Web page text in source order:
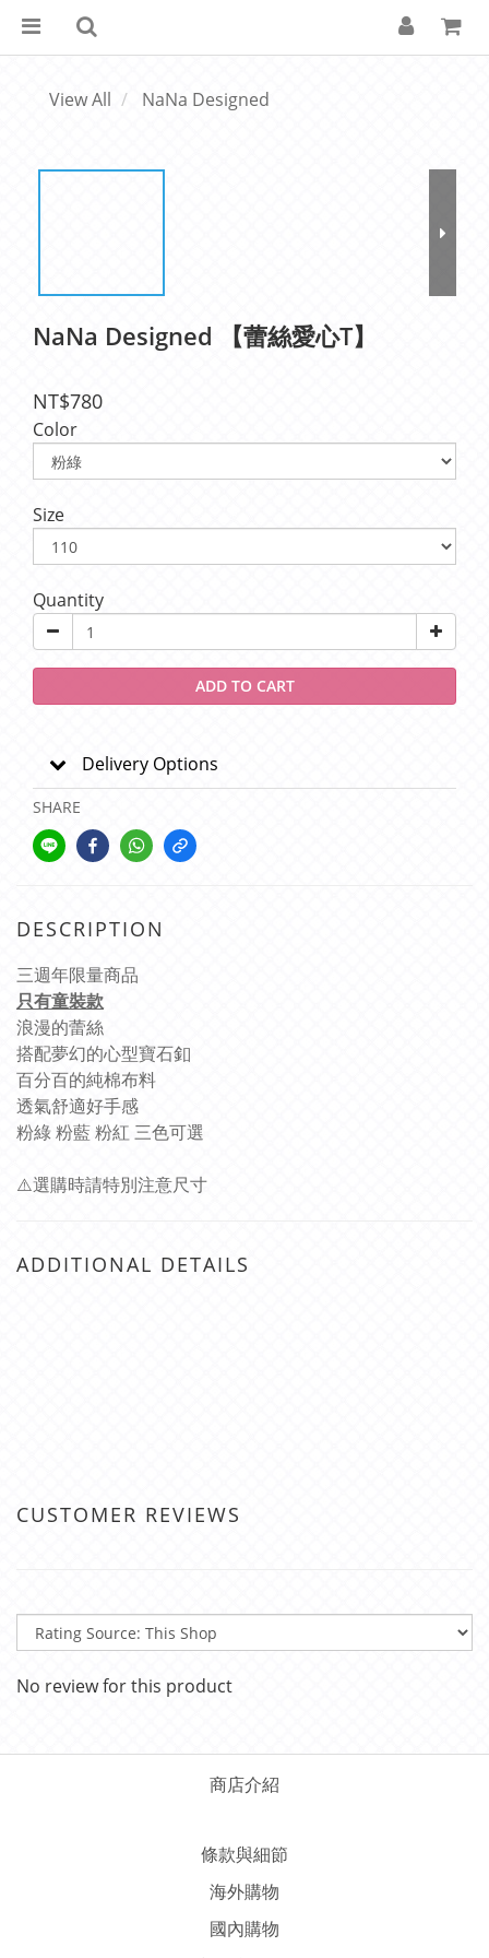
View All NaNa Designed
NaNa Designed 【蕾絲愛心T】
NT$780
Color
Size
Quantity
ADD TO CART
Delivery Options
SHARE
DESCRIPTION
三週年限量商品
只有童裝款
浪漫的蕾絲
搭配夢幻的心型寶石釦
百分百的純棉布料
透氣舒適好手感
粉綠 粉藍 粉紅 三色可選
⚠選購時請特別注意尺寸
ADDITIONAL DETAILS
CUSTOMER REVIEWS
No review for this product
商店介紹
條款與細節
海外購物
國內購物